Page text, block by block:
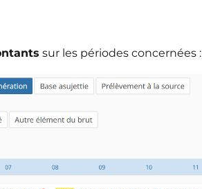
sur les périodes concernées :